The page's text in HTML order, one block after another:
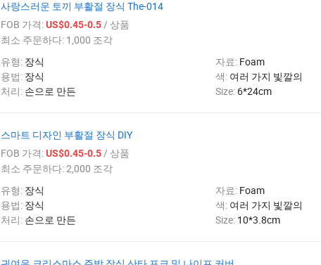
사랑스러운 토끼 부활절 장식 The-014
FOB 가격:US$0.45-0.5/ 상품
최소 주문하다: 1,000 조각
유형: 장식 자료: Foam
용법: 장식 색: 여러 가지 빛깔의
처리: 손으로 만든 Size: 6*24cm
스마트 디자인 부활절 장식 DIY
FOB 가격:US$0.45-0.5/ 상품
최소 주문하다:2,000 조각
유형: 장식 자료: Foam
용법: 장식 색: 여러 가지 빛깔의
처리: 손으로 만든 Size: 10*3.8cm